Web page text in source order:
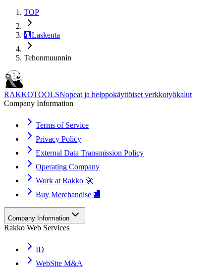
TOP
🧮Laskenta
Tehonmuunnin
RAKKOTOOLSNopeat ja helppokäyttöiset verkkotyökalut
Company Information
Terms of Service
Privacy Policy
External Data Transmission Policy
Operating Company
Work at Rakko 🚀
Buy Merchandise 🏬
Company Information
Rakko Web Services
ID
WebSite M&A